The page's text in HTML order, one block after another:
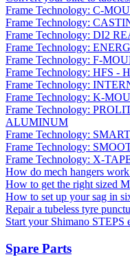
Frame Technology: C-
Frame Technology:
Frame Technology: DI2
Frame Technology:
Frame Technology: F-
Frame Technology: HFS
Frame Technology:
Frame Technology: K-
Frame Technology:
ALUMINUM
Frame Technology:
Frame Technology:
Frame Technology: X-
How do mech hangers
How to get the right sized
How to set up your sag in
Repair a tubeless tyre
Start your Shimano STEPS
Spare Parts